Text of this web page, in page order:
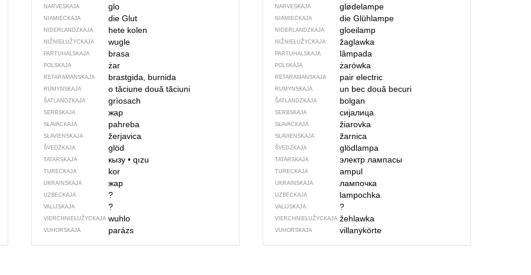
NARVESKAJA glo
NIAMIECKAJA die Glut
NIDERLANDZKAJA hete kolen
NIŽNIEŁUŽYCKAJA wugle
PARTUHALSKAJA brasa
POLSKAJA żar
RETARAMANSKAJA brastgida, burnida
RUMYNSKAJA o tăciune două tăciuni
ŠATLANDZKAJA grìosach
SERBSKAJA жар
SŁAVACKAJA pahreba
SŁAVIENSKAJA žerjavica
ŠVEDZKAJA glöd
TATARSKAJA кызу • qızu
TURECKAJA kor
UKRAINSKAJA жар
UZBECKAJA ?
VALIJSKAJA ?
VIERCHNIE­ŁUŽYCKAJA wuhlo
VUHORSKAJA parázs
NARVESKAJA glødelampe
NIAMIECKAJA die Glühlampe
NIDERLANDZKAJA gloeilamp
NIŽNIEŁUŽYCKAJA žaglawka
PARTUHALSKAJA lâmpada
POLSKAJA żarówka
RETARAMANSKAJA pair electric
RUMYNSKAJA un becdouă becuri
ŠATLANDZKAJA bolgan
SERBSKAJA сијалица
SŁAVACKAJA žiarovka
SŁAVIENSKAJA žarnica
ŠVEDZKAJA glödlampa
TATARSKAJA электр лампасы
TURECKAJA ampul
UKRAINSKAJA лампочка
UZBECKAJA lampochka
VALIJSKAJA ?
VIERCHNIE­ŁUŽYCKAJA žehlawka
VUHORSKAJA villanykörte